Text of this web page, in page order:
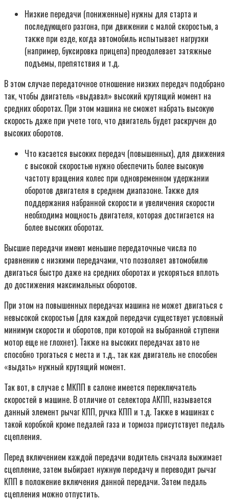
Низкие передачи (пониженные) нужны для старта и
последующего разгона, при движении с малой скоростью, а
также при езде, когда автомобиль испытывает нагрузки
(например, буксировка прицепа) преодолевает затяжные
подъемы, препятствия и т.д.
В этом случае передаточное отношение низких передач подобрано
так, чтобы двигатель «выдавал» высокий крутящий момент на
средних оборотах. При этом машина не сможет набрать высокую
скорость даже при учете того, что двигатель будет раскручен до
высоких оборотов.
Что касается высоких передач (повышенных), для движения
с высокой скоростью нужно обеспечить более высокую
частоту вращения колес при одновременном удержании
оборотов двигателя в среднем диапазоне. Также для
поддержания набранной скорости и увеличения скорости
необходима мощность двигателя, которая достигается на
более высоких оборотах.
Высшие передачи имеют меньшие передаточные числа по
сравнению с низкими передачами, что позволяет автомобилю
двигаться быстро даже на средних оборотах и ускоряться вплоть
до достижения максимальных оборотов.
При этом на повышенных передачах машина не может двигаться с
невысокой скоростью (для каждой передачи существует условный
минимум скорости и оборотов, при которой на выбранной ступени
мотор еще не глохнет). Также на высоких передачах авто не
способно трогаться с места и т.д., так как двигатель не способен
«выдать» нужный крутящий момент.
Так вот, в случае с МКПП в салоне имеется переключатель
скоростей в машине. В отличие от селектора АКПП, называется
данный элемент рычаг КПП, ручка КПП и т.д. Также в машинах с
такой коробкой кроме педалей газа и тормоза присутствует педаль
сцепления.
Перед включением каждой передачи водитель сначала выжимает
сцепление, затем выбирает нужную передачу и переводит рычаг
КПП в положение включения данной передачи. Затем педаль
сцепления можно отпустить.